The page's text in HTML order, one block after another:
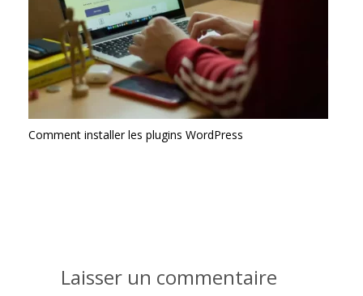
Comment installer les plugins WordPress
Laisser un commentaire